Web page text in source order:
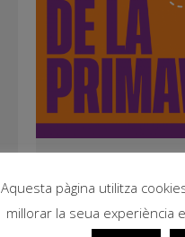
Aquesta pàgina utilitza
millorar la seua experiència